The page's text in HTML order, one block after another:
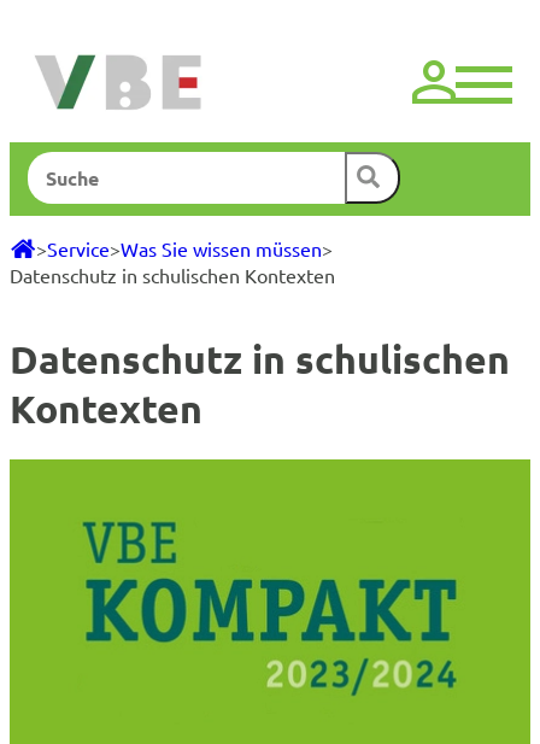
springen
Suchen
>Service>Was Sie wissen müssen>
Datenschutz in schulischen Kontexten
Datenschutz in schulischen
Kontexten